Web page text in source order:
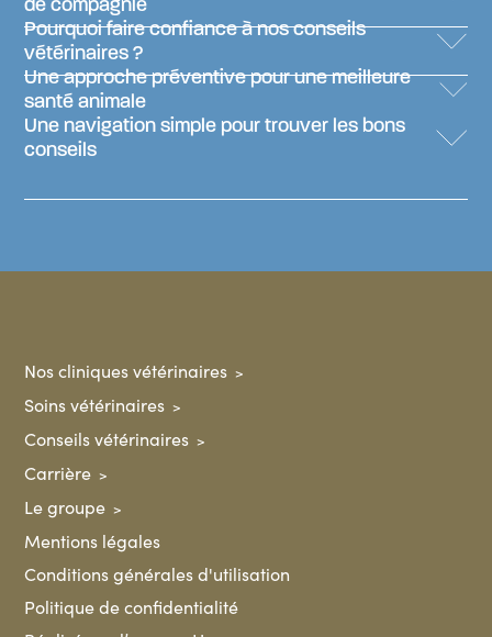
Pourquoi faire confiance à nos conseils
vétérinaires ?
Une approche préventive pour une meilleure
santé animale
Une navigation simple pour trouver les bons
conseils
Nos cliniques vétérinaires
Soins vétérinaires
Conseils vétérinaires
Carrière
Le groupe
Mentions légales
Conditions générales d'utilisation
Politique de confidentialité